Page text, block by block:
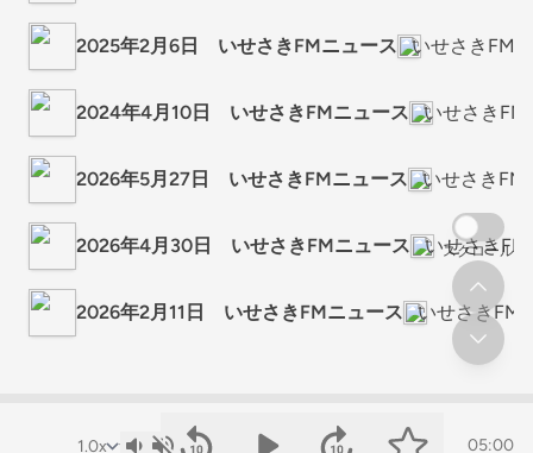
05:00
2025年2月6日 いせさきFMニュース いせさきFM
2024年4月10日 いせさきFMニュース いせさきFM
2026年5月27日 いせさきFMニュース いせさきFM
2026年4月30日 いせさきFMニュース いせさき
2026年2月11日 いせさきFMニュース いせさきFM
スクロール